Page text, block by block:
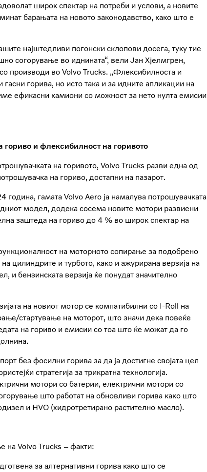
широк спектар на потреби и услови, а новите
барањата на новото законодавство, како што е
најштедливи погонски склопови досега, туку тие
согорување во иднината“, вели Јан Хјелмгрен,
производи во Volvo Trucks. „Флексибилноста и
горива, но исто така и за идните апликации на
ефикасни камиони со можност за нето нулта емисии
гориво и флексибилност на горивото
на горивото, Volvo Trucks разви една од
на гориво, достапни на пазарот.
година, гамата Volvo Aero ја намалува потрошувачката
модел, додека сосема новите мотори развиени
заштеда на гориво до 4 % во широк спектар на
на моторното сопирање за подобрено
цилиндрите и турбото, како и ажурирана верзија на
и бензинската верзија ќе понудат значително
на новиот мотор се компатибилни со I-Roll на
стартување на моторот, што значи дека повеќе
на гориво и емисии со тоа што ќе можат да го
без фосилни горива за да ја достигне својата цел
стратегија за трикратна технологија.
мотори со батерии, електрични мотори со
што работат на обновливи горива како што
и HVO (хидротретирано растително масло).
на Volvo Trucks – факти:
за алтернативни горива како што се